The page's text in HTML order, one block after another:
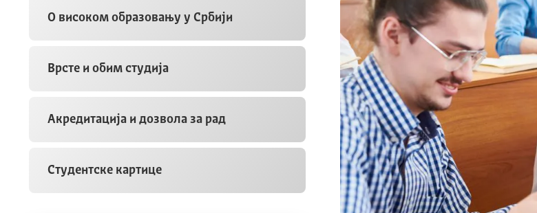
О високом образовању у Србији
Врсте и обим студија
Акредитација и дозвола за рад
Студентске картице